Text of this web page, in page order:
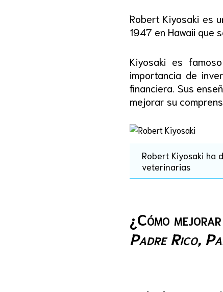
Robert Kiyosaki es
1947 en Hawaii que
Kiyosaki es
importancia de
financiera. Sus
mejorar su
Robert Kiyosaki ha
veterinarias
¿Cómo
Padre Rico,